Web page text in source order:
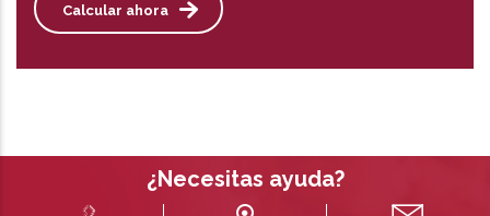
Calcular ahora
¿Necesitas ayuda?